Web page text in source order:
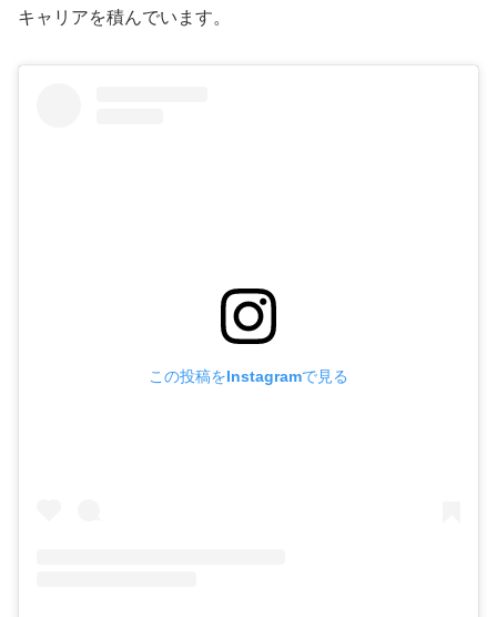
キャリアを積んでいます。
この投稿をInstagramで見る